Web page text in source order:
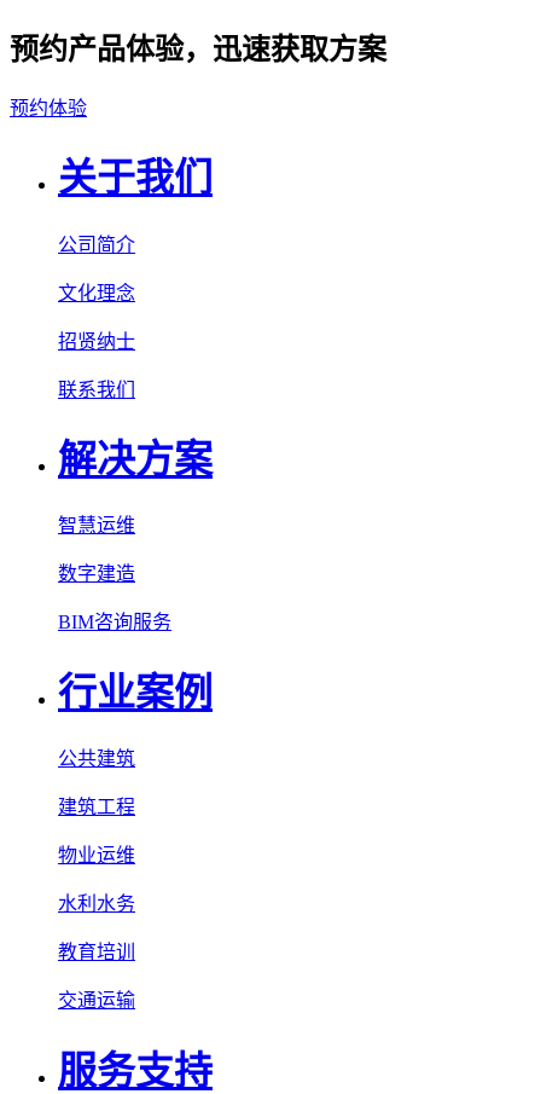
预约产品体验，迅速获取方案
预约体验
关于我们
公司简介
文化理念
招贤纳士
联系我们
解决方案
智慧运维
数字建造
BIM咨询服务
行业案例
公共建筑
建筑工程
物业运维
水利水务
教育培训
交通运输
服务支持